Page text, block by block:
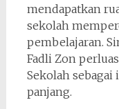
mendapatkan
sekolah
pembelajaran.
Fadli Zon
Sekolah sebagai
panjang.